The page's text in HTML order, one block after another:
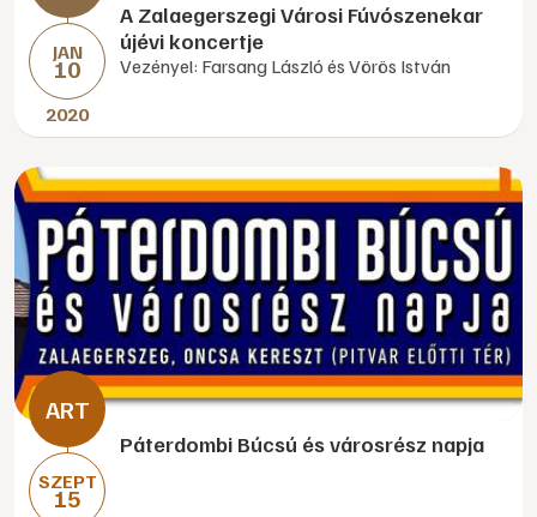
JAN
10
2020
A Zalaegerszegi Városi Fúvószenekar
újévi koncertje
Vezényel: Farsang László és Vörös István
SZEPT
15
Páterdombi Búcsú és városrész napja